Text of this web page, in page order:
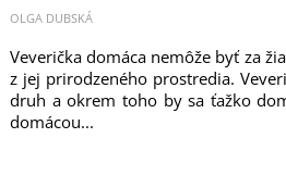
OLGA DUBSKÁ
Veverička domáca nemôže byť za
z jej prirodzeného prostredia.
druh a okrem toho by sa ťažko
domácou...